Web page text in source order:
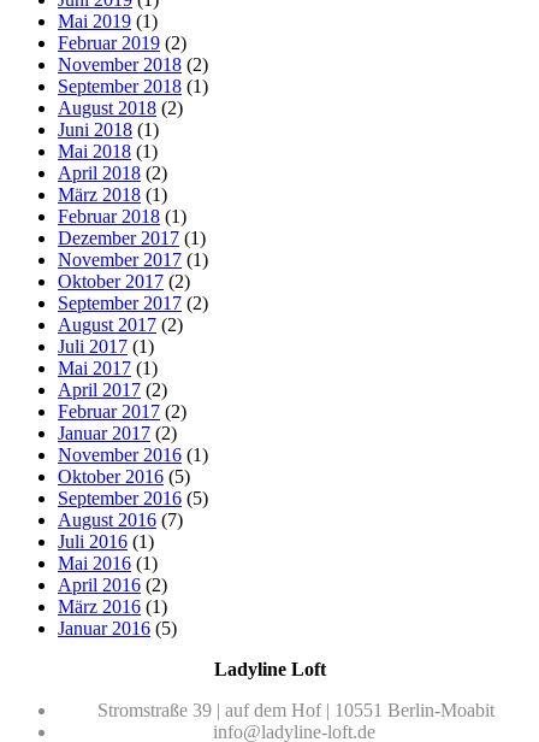
Mai 2019 (1)
Februar 2019 (2)
November 2018 (2)
September 2018 (1)
August 2018 (2)
Juni 2018 (1)
Mai 2018 (1)
April 2018 (2)
März 2018 (1)
Februar 2018 (1)
Dezember 2017 (1)
November 2017 (1)
Oktober 2017 (2)
September 2017 (2)
August 2017 (2)
Juli 2017 (1)
Mai 2017 (1)
April 2017 (2)
Februar 2017 (2)
Januar 2017 (2)
November 2016 (1)
Oktober 2016 (5)
September 2016 (5)
August 2016 (7)
Juli 2016 (1)
Mai 2016 (1)
April 2016 (2)
März 2016 (1)
Januar 2016 (5)
Ladyline Loft
Stromstraße 39 | auf dem Hof | 10551 Berlin-Moabit
info@ladyline-loft.de